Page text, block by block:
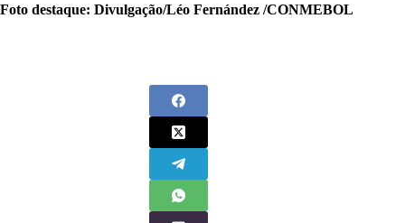
Foto destaque: Divulgação/Léo Fernández /CONMEBOL